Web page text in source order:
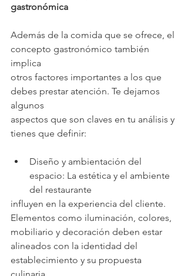
gastronómica
Además de la comida que se ofrece, el
concepto gastronómico también
implica
otros factores importantes a los que
debes prestar atención. Te dejamos
algunos
aspectos que son claves en tu análisis y
tienes que definir:
Diseño y ambientación del
espacio: La estética y el ambiente
del restaurante
influyen en la experiencia del cliente.
Elementos como iluminación, colores,
mobiliario y decoración deben estar
alineados con la identidad del
establecimiento y su propuesta